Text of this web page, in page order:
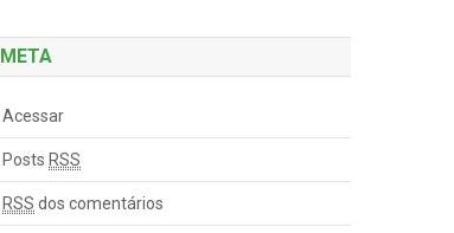
META
Acessar
Posts RSS
RSS dos comentários